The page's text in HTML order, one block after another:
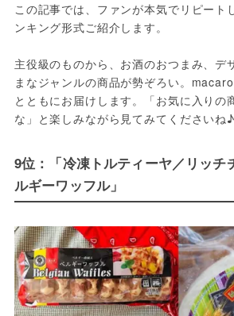
この記事では、ファンが本気でリピート
ンキング形式ご紹介します。
主役級のものから、お酒のおつまみ、デ
まなジャンルの商品が勢ぞろい。
とともにお届けします。「お気に入りの
な」と楽しみながら見てみてくださいね♪
9位：「冷凍トルティーヤ／リッチ
ルギーワッフル」